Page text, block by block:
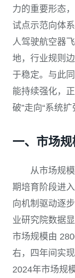
力的重要形态
试点示范向体
人驾驶航空器
地，行业规则
于稳定。与此
能持续强化，
破”走向“系统扩
一、市场
从市场规
期培育阶段进
向机制驱动逐
业研究院数据
市场规模由
右，四年间实
2024年市场规